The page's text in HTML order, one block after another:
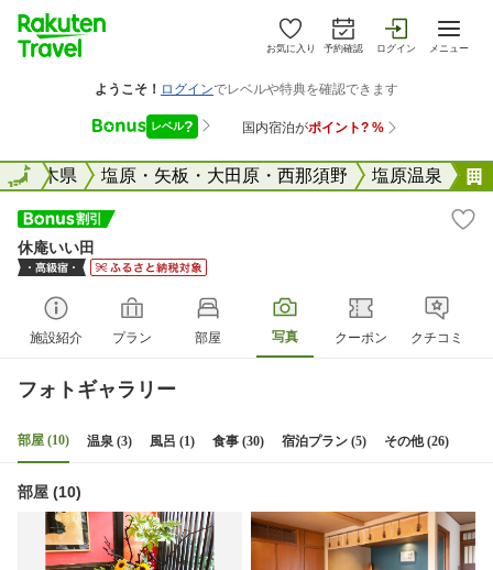
お気に入り 予約確認 ログイン メニュー
全国栃木県 塩原・矢板・大田原・西那須野 塩原温泉
全国
休庵いい田
施設紹介 プラン 部屋 写真 クーポン クチコミ
フォトギャラリー
部屋 (10) 温泉 (3) 風呂 (1) 食事 (30) 宿泊プラン (5) その他 (26)
部屋 (10)